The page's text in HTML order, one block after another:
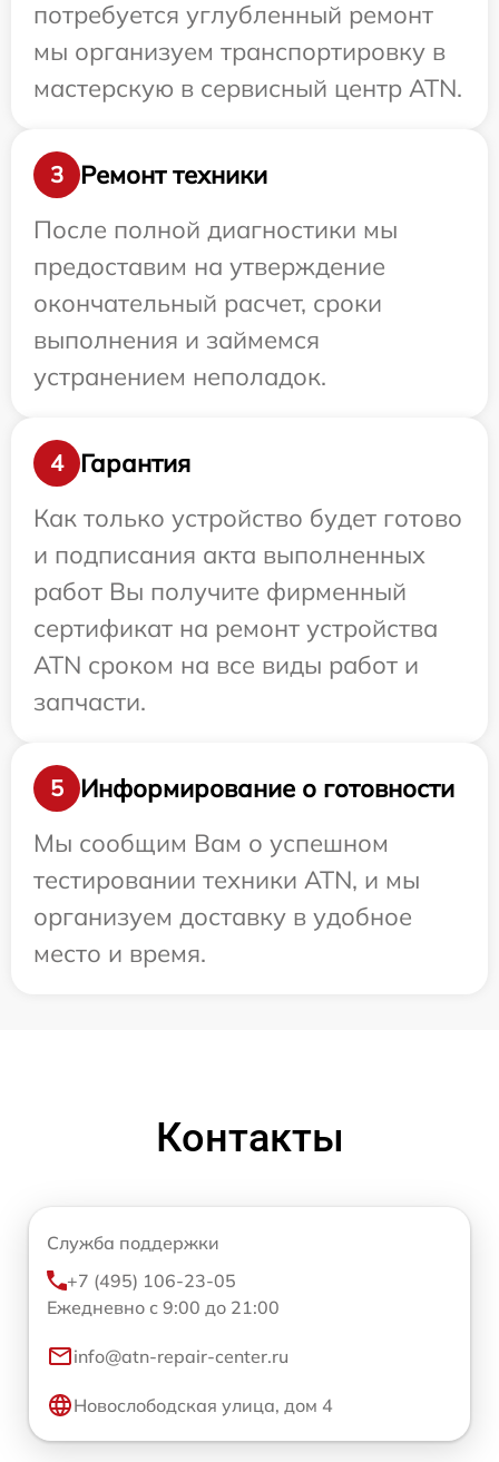
потребуется углубленный ремонт
мы организуем транспортировку в
мастерскую в сервисный центр ATN.
3
Ремонт техники
После полной диагностики мы
предоставим на утверждение
окончательный расчет, сроки
выполнения и займемся
устранением неполадок.
4
Гарантия
Как только устройство будет готово
и подписания акта выполненных
работ Вы получите фирменный
сертификат на ремонт устройства
ATN сроком на все виды работ и
запчасти.
5
Информирование о готовности
Мы сообщим Вам о успешном
тестировании техники ATN, и мы
организуем доставку в удобное
место и время.
Контакты
Служба поддержки
+7 (495) 106-23-05
Ежедневно с 9:00 до 21:00
info@atn-repair-center.ru
Новослободская улица, дом 4